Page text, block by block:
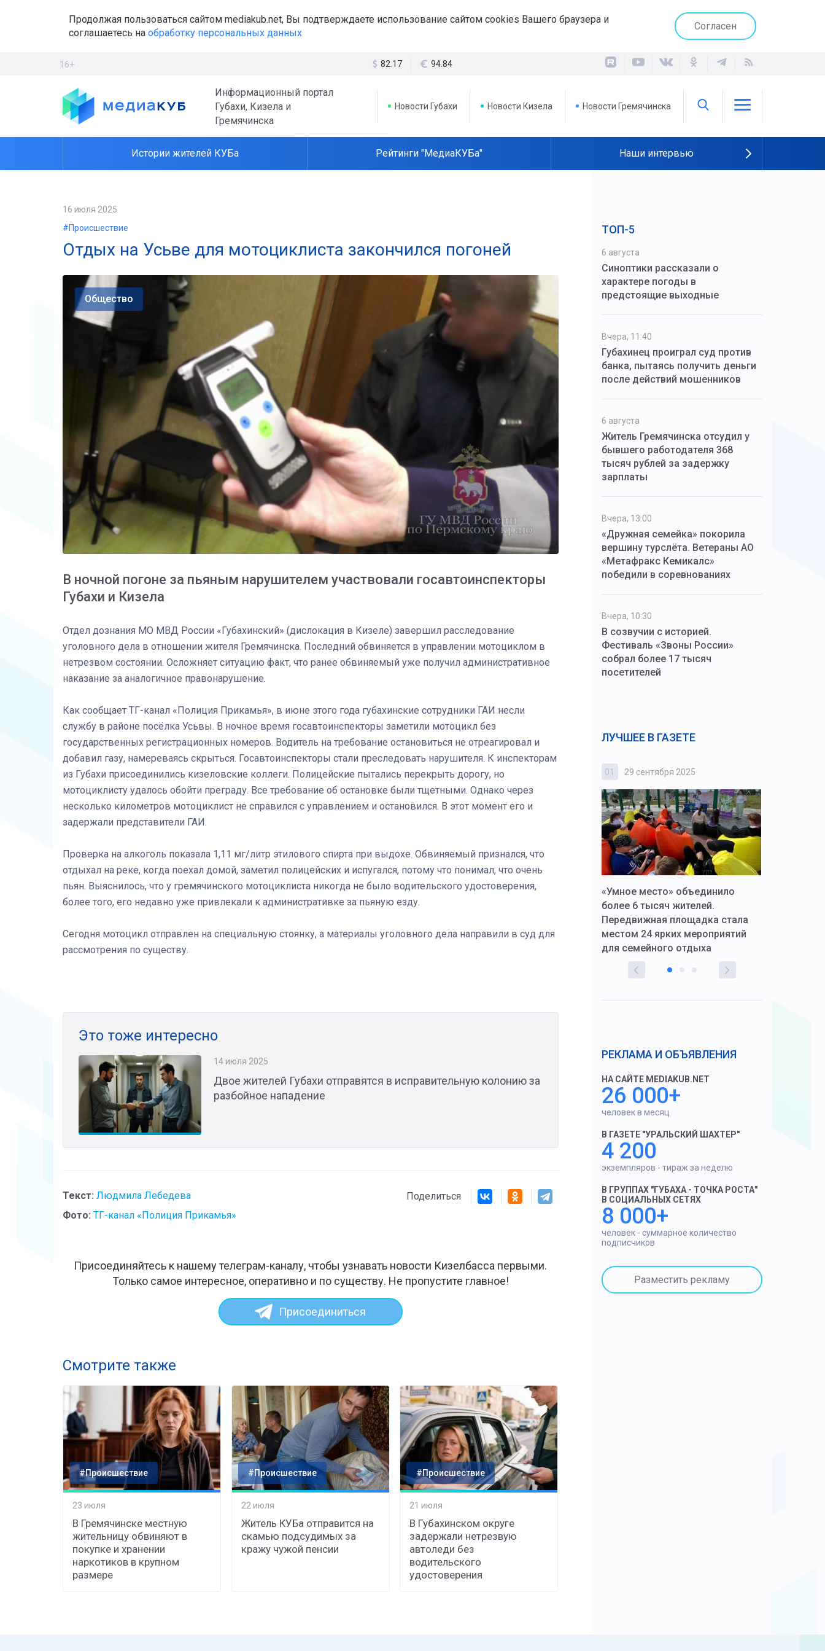
Продолжая пользоваться сайтом mediakub.net, Вы подтверждаете использование сайтом cookies Вашего браузера и
соглашаетесь на обработку персональных данных
Согласен
16+ 82.17 94.84
Информационный портал
Губахи, Кизела и
Гремячинска
Новости Губахи Новости Кизела Новости Гремячинска
Истории жителей КУБа Рейтинги "МедиаКУБа" Наши интервью
16 июля 2025
#Происшествие
Отдых на Усьве для мотоциклиста закончился погоней
Общество
В ночной погоне за пьяным нарушителем участвовали госавтоинспекторы
Губахи и Кизела
Отдел дознания МО МВД России «Губахинский» (дислокация в Кизеле) завершил расследование
уголовного дела в отношении жителя Гремячинска. Последний обвиняется в управлении мотоциклом в
нетрезвом состоянии. Осложняет ситуацию факт, что ранее обвиняемый уже получил административное
наказание за аналогичное правонарушение.
Как сообщает ТГ-канал «Полиция Прикамья», в июне этого года губахинские сотрудники ГАИ несли
службу в районе посёлка Усьвы. В ночное время госавтоинспекторы заметили мотоцикл без
государственных регистрационных номеров. Водитель на требование остановиться не отреагировал и
добавил газу, намереваясь скрыться. Госавтоинспекторы стали преследовать нарушителя. К инспекторам
из Губахи присоединились кизеловские коллеги. Полицейские пытались перекрыть дорогу, но
мотоциклисту удалось обойти преграду. Все требование об остановке были тщетными. Однако через
несколько километров мотоциклист не справился с управлением и остановился. В этот момент его и
задержали представители ГАИ.
Проверка на алкоголь показала 1,11 мг/литр этилового спирта при выдохе. Обвиняемый признался, что
отдыхал на реке, когда поехал домой, заметил полицейских и испугался, потому что понимал, что очень
пьян. Выяснилось, что у гремячинского мотоциклиста никогда не было водительского удостоверения,
более того, его недавно уже привлекали к административке за пьяную езду.
Сегодня мотоцикл отправлен на специальную стоянку, а материалы уголовного дела направили в суд для
рассмотрения по существу.
Это тоже интересно
14 июля 2025
Двое жителей Губахи отправятся в исправительную колонию за
разбойное нападение
Текст: Людмила Лебедева
Фото: ТГ-канал «Полиция Прикамья»
Поделиться
Присоединяйтесь к нашему телеграм-каналу, чтобы узнавать новости Кизелбасса первыми.
Только самое интересное, оперативно и по существу. Не пропустите главное!
Присоединиться
Смотрите также
#Происшествие
23 июля
В Гремячинске местную
жительницу обвиняют в
покупке и хранении
наркотиков в крупном
размере
#Происшествие
22 июля
Житель КУБа отправится на
скамью подсудимых за
кражу чужой пенсии
#Происшествие
21 июля
В Губахинском округе
задержали нетрезвую
автоледи без
водительского
удостоверения
ТОП-5
6 августа
Синоптики рассказали о
характере погоды в
предстоящие выходные
Вчера, 11:40
Губахинец проиграл суд против
банка, пытаясь получить деньги
после действий мошенников
6 августа
Житель Гремячинска отсудил у
бывшего работодателя 368
тысяч рублей за задержку
зарплаты
Вчера, 13:00
«Дружная семейка» покорила
вершину турслёта. Ветераны АО
«Метафракс Кемикалс»
победили в соревнованиях
Вчера, 10:30
В созвучии с историей.
Фестиваль «Звоны России»
собрал более 17 тысяч
посетителей
ЛУЧШЕЕ В ГАЗЕТЕ
03 4 октября 2025
Штурмовик огня. Казак Алексей
реальностью свою детскую
01 29 сентября 2025
«Умное место» объединило
более 6 тысяч жителей.
Передвижная площадка стала
местом 24 ярких мероприятий
для семейного отдыха
РЕКЛАМА И ОБЪЯВЛЕНИЯ
НА САЙТЕ MEDIAKUB.NET
26 000+
человек в месяц
В ГАЗЕТЕ "УРАЛЬСКИЙ ШАХТЕР"
4 200
экземпляров - тираж за неделю
В ГРУППАХ "ГУБАХА - ТОЧКА РОСТА"
В СОЦИАЛЬНЫХ СЕТЯХ
8 000+
человек - суммарное количество
подписчиков
Разместить рекламу